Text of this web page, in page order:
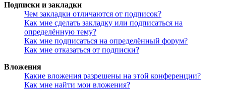
Подписки и закладки
Чем закладки отличаются от подписок?
Как мне сделать закладку или подписаться на
определённую тему?
Как мне подписаться на определённый форум?
Как мне отказаться от подписки?
Вложения
Какие вложения разрешены на этой конференции?
Как мне найти мои вложения?